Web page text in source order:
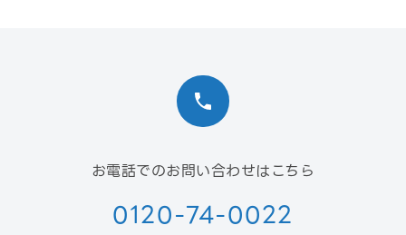
お電話でのお問い合わせはこちら
0120-74-0022